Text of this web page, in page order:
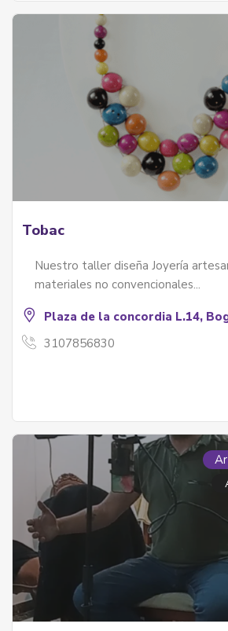
Tobac
Nuestro taller diseña Joyería
materiales no convencionales...
Plaza de la concordia L.14,
3107856830